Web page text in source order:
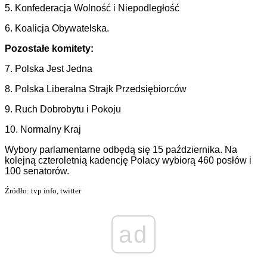
5. Konfederacja Wolność i Niepodległość
6. Koalicja Obywatelska.
Pozostałe komitety:
7. Polska Jest Jedna
8. Polska Liberalna Strajk Przedsiębiorców
9. Ruch Dobrobytu i Pokoju
10. Normalny Kraj
Wybory parlamentarne odbędą się 15 października. Na
kolejną czteroletnią kadencję Polacy wybiorą 460 posłów i
100 senatorów.
Źródło: tvp info, twitter
ad